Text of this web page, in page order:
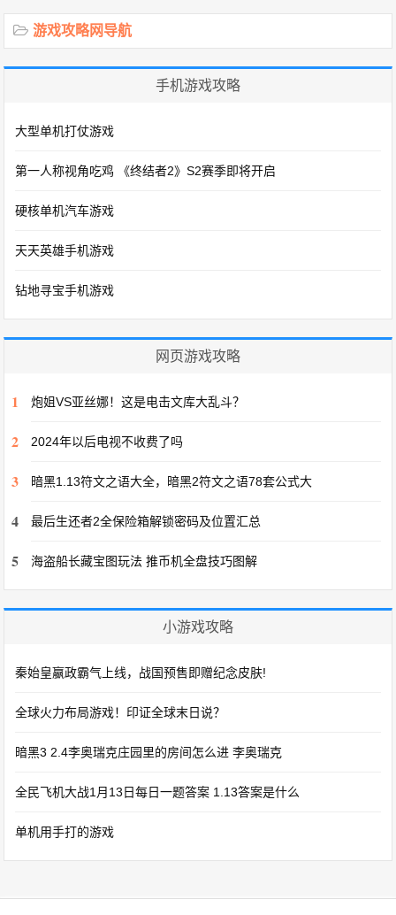
游戏攻略网导航
手机游戏攻略
大型单机打仗游戏
第一人称视角吃鸡 《终结者2》S2赛季即将开启
硬核单机汽车游戏
天天英雄手机游戏
钻地寻宝手机游戏
网页游戏攻略
1 炮姐VS亚丝娜！这是电击文库大乱斗？
2 2024年以后电视不收费了吗
3 暗黑1.13符文之语大全，暗黑2符文之语78套公式大
4 最后生还者2全保险箱解锁密码及位置汇总
5 海盗船长藏宝图玩法 推币机全盘技巧图解
小游戏攻略
秦始皇嬴政霸气上线，战国预售即赠纪念皮肤!
全球火力布局游戏！印证全球末日说？
暗黑3 2.4李奥瑞克庄园里的房间怎么进 李奥瑞克
全民飞机大战1月13日每日一题答案 1.13答案是什么
单机用手打的游戏